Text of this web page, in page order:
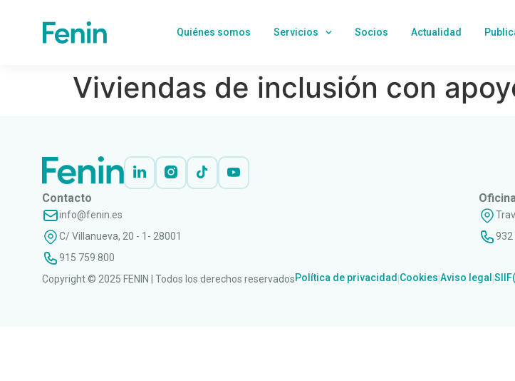
Quiénes somos Servicios Socios Actualidad
Viviendas de inclusión con
Contacto
info@fenin.es
C/ Villanueva, 20 - 1- 28001
915 759 800
932
Copyright © 2025 FENIN | Todos los derechos reservadosPolítica de privacidad Cookies |Aviso legal |